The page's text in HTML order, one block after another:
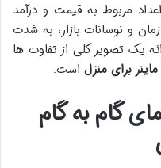
مربوط به قیمت و درآمد
و نوسانات بازار، به شدت
یک تصویر کلی از تفاوت ها
برای منزل است.
گام به گام